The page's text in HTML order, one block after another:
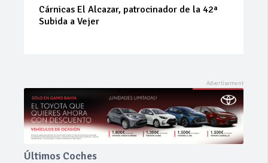
La Junta implementa mejoras en la A381 por
Los Barrios
Últimos Coches